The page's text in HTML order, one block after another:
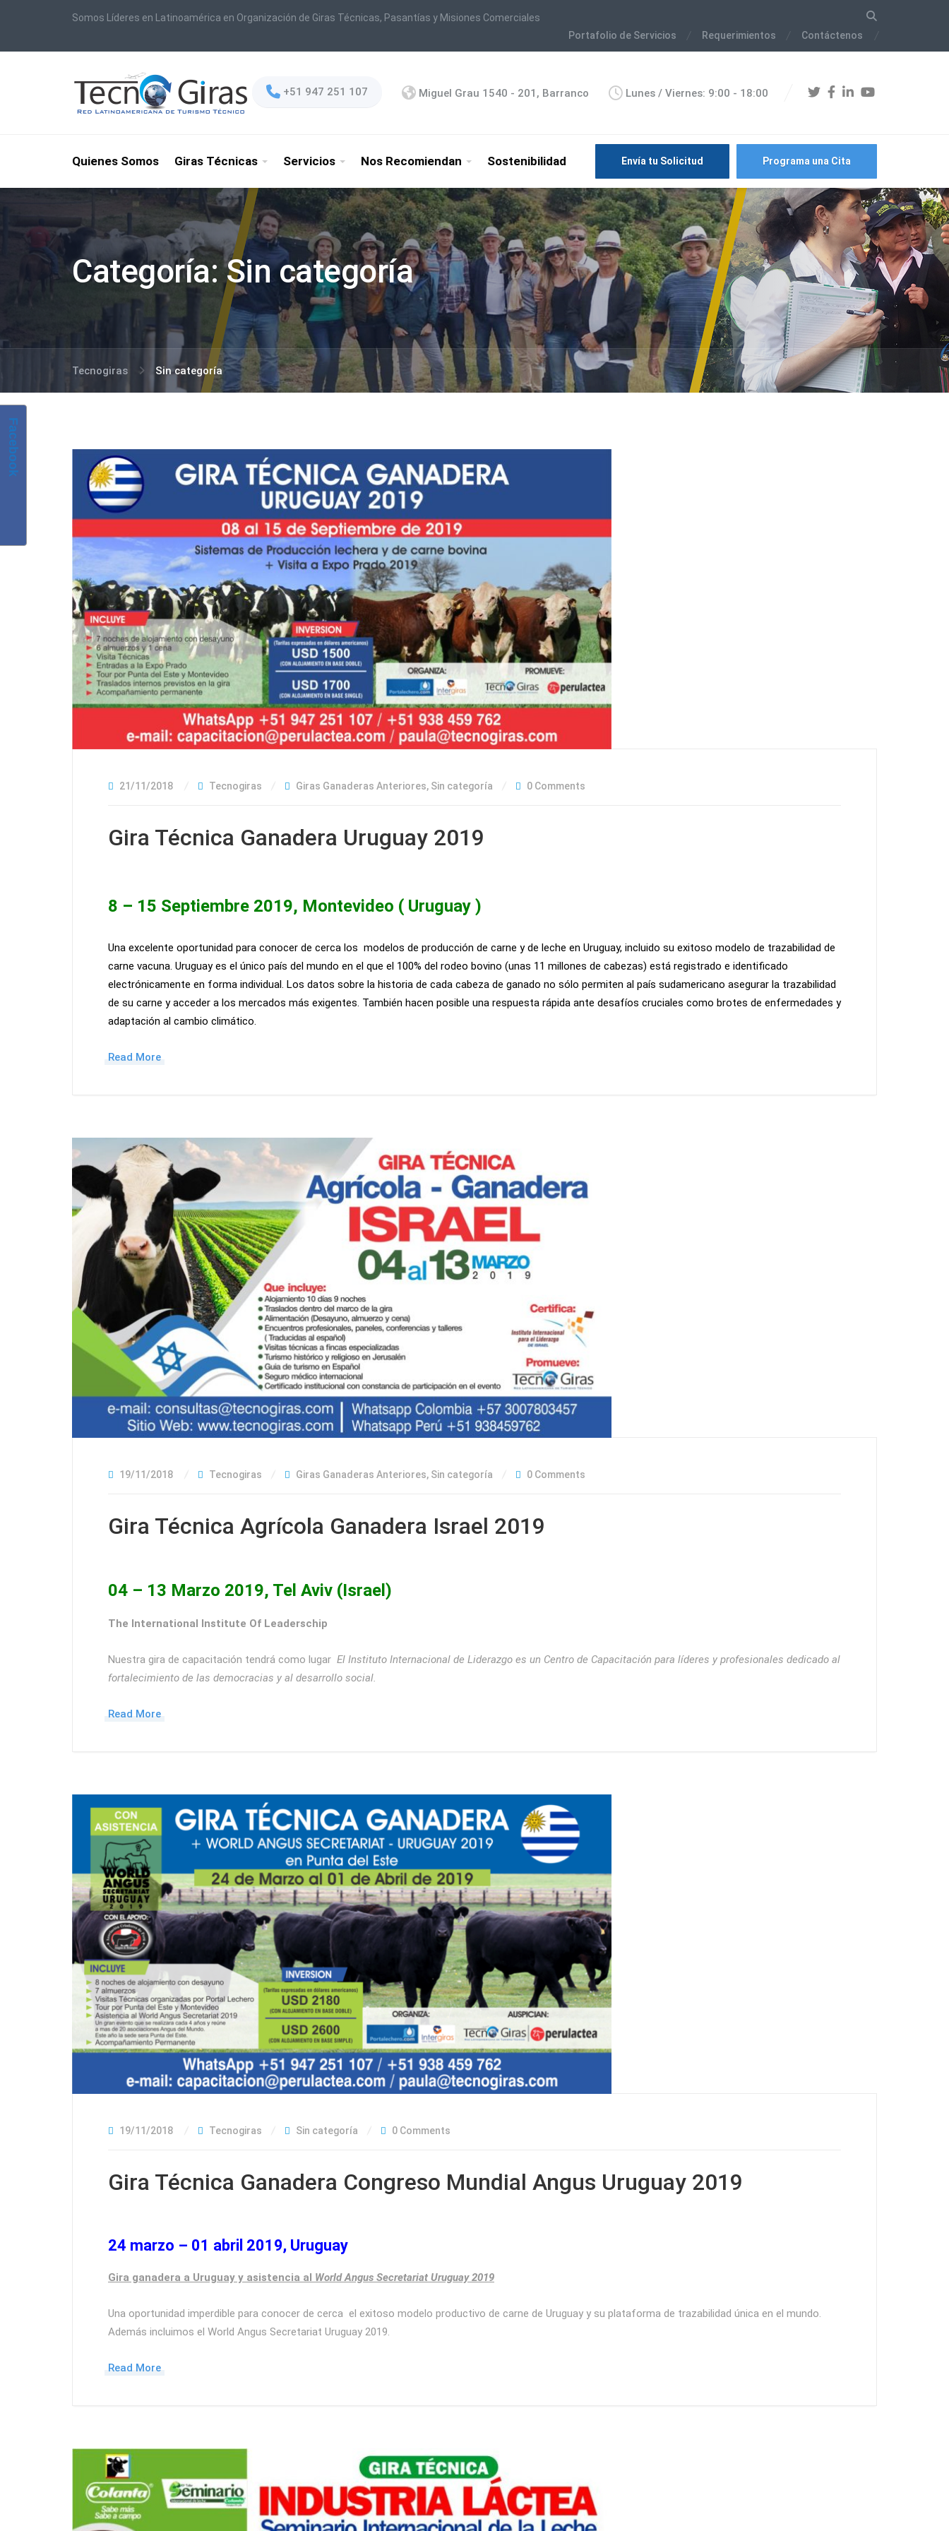
Somos Líderes en Latinoamérica en Organización de Giras Técnicas, Pasantías y Misiones Comerciales
Portafolio de Servicios
Requerimientos Contáctenos
+51 947 251 107 Miguel Grau 1540 - 201, Barranco Lunes / Viernes: 9:00 - 18:00
Quienes Somos Giras Técnicas Servicios Nos Recomiendan Sostenibilidad Envía tu Solicitud Programa una Cita
Categoría:Sin categoría
Tecnogiras Sin categoría
21/11/2018 Tecnogiras Giras Ganaderas Anteriores, Sin categoría 0 Comments
Gira Técnica Ganadera Uruguay 2019
8 – 15 Septiembre 2019, Montevideo ( Uruguay )
Una excelente oportunidad para conocer de cerca los modelos de producción de carne y de leche en Uruguay, incluido su exitoso modelo de trazabilidad de
carne vacuna. Uruguay es el único país del mundo en el que el 100% del rodeo bovino (unas 11 millones de cabezas) está registrado e identificado
electrónicamente en forma individual. Los datos sobre la historia de cada cabeza de ganado no sólo permiten al país sudamericano asegurar la trazabilidad
de su carne y acceder a los mercados más exigentes. También hacen posible una respuesta rápida ante desafíos cruciales como brotes de enfermedades y
adaptación al cambio climático.
Read More
19/11/2018 Tecnogiras Giras Ganaderas Anteriores, Sin categoría 0 Comments
Gira Técnica Agrícola Ganadera Israel 2019
04 – 13 Marzo 2019, Tel Aviv (Israel)
The International Institute Of Leaderschip
Nuestra gira de capacitación tendrá como lugar El Instituto Internacional de Liderazgo es un Centro de Capacitación para líderes y profesionales dedicado al
fortalecimiento de las democracias y al desarrollo social.
Read More
19/11/2018 Tecnogiras Sin categoría 0 Comments
Gira Técnica Ganadera Congreso Mundial Angus Uruguay 2019
24 marzo – 01 abril 2019, Uruguay
Gira ganadera a Uruguay y asistencia al World Angus Secretariat Uruguay 2019
Una oportunidad imperdible para conocer de cerca el exitoso modelo productivo de carne de Uruguay y su plataforma de trazabilidad única en el mundo.
Además incluimos el World Angus Secretariat Uruguay 2019.
Read More
Facebook